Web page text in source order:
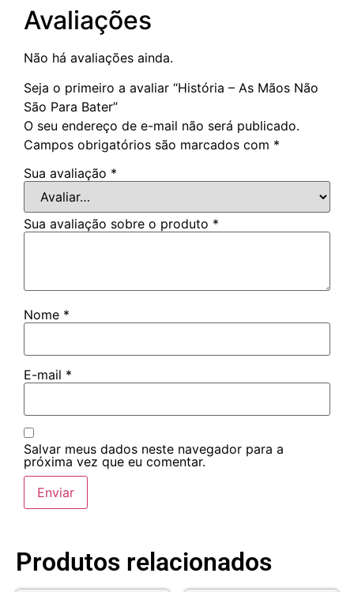
Avaliações
Não há avaliações ainda.
Seja o primeiro a avaliar “História – As Mãos Não
São Para Bater”
O seu endereço de e-mail não será publicado.
Campos obrigatórios são marcados com *
Sua avaliação *
Sua avaliação sobre o produto *
Nome *
E-mail *
Salvar meus dados neste navegador para a
próxima vez que eu comentar.
Produtos relacionados